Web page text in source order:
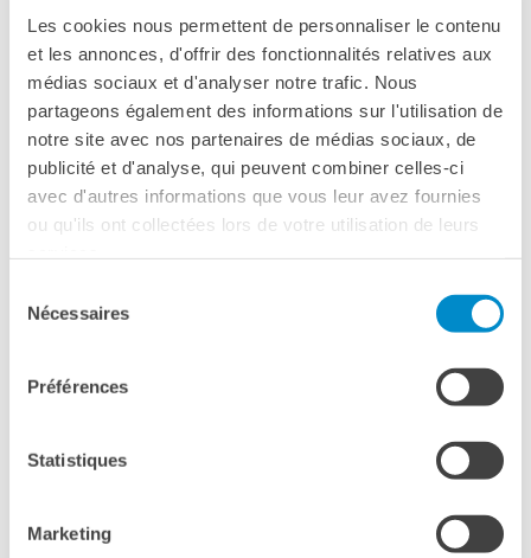
Les cookies nous permettent de personnaliser le contenu
et les annonces, d'offrir des fonctionnalités relatives aux
médias sociaux et d'analyser notre trafic. Nous
partageons également des informations sur l'utilisation de
notre site avec nos partenaires de médias sociaux, de
publicité et d'analyse, qui peuvent combiner celles-ci
avec d'autres informations que vous leur avez fournies
ou qu'ils ont collectées lors de votre utilisation de leurs
Nécessaires
Préférences
Statistiques
Marketing
Margaux Compte-Mergier
Margaux Compte-Mergier (née en 1994 à Paris, France) est
une sculptrice, performeuse et écrivaine qui travaille entre
Paris et Berlin. Au cours des dix dernières années, elle a
développé une pratique sculpturale utilisant des matériaux
tels que la résine, le latex, le bois, le métal et le silicone.
Son travail explore des processus de métamorphose et
d’hybridation, donnant naissance à des figures ambiguës
végétales, d’objets et d’éléments architecturaux. Saisies
dans des états de transformation, ces formes évoquent la
contemporaines sur la définition du vivant.
erreurs numériques, Margaux Compte-Mergier crée des
atmosphères douces marquées par un sentiment d›«